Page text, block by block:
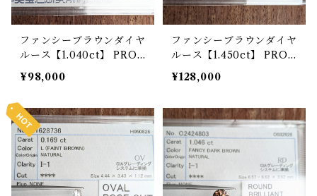
ファンシーブラウンダイヤ
ルース【1.040ct】 PRO2
08936
¥98,000
ファンシーブラウンダイヤ
ルース【1.450ct】 PRO2
09218
¥128,000